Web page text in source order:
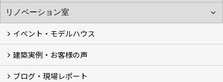
イベント・モデルハウス
イベント
モデルハウス見学
建築実例・お客様の声
建築実例
お客様の声
ブログ・現場レポート